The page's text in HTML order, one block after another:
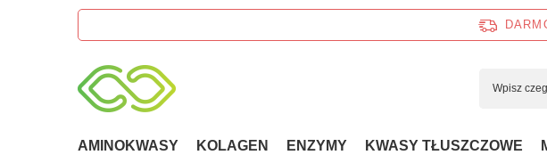
AMINOKWASY KOLAGEN ENZYMY KWASY TŁUSZCZOWE